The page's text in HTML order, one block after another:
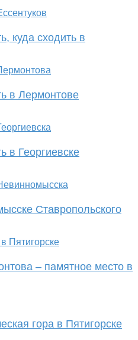
куда сходить в
в Лермонтове
в Георгиевске
Ставропольского
– памятное место в
гора в Пятигорске